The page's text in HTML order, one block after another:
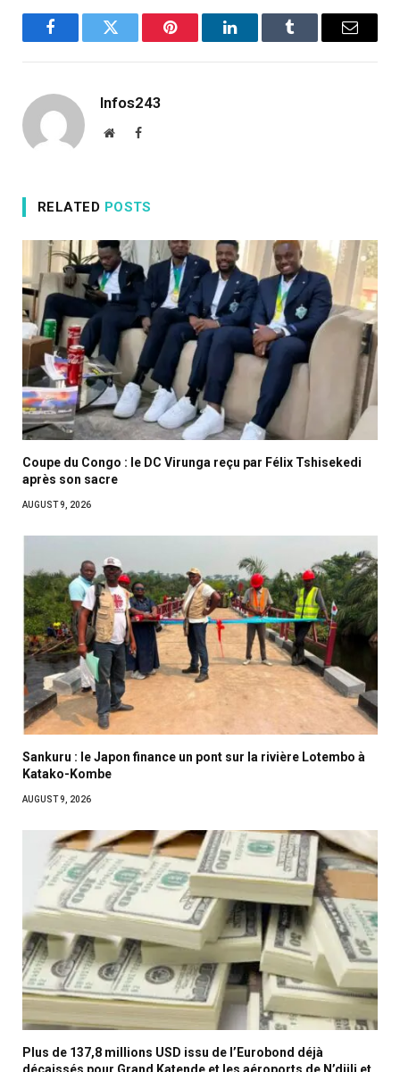
FacebookTwitter Pinterest LinkedInTumblr Email
Infos243
WebsiteFacebook
RELATED POSTS
Coupe du Congo : le DC Virunga reçu par Félix Tshisekedi
après son sacre
AUGUST 9, 2026
Sankuru : le Japon finance un pont sur la rivière Lotembo à
Katako-Kombe
AUGUST 9, 2026
Plus de 137,8 millions USD issu de l’Eurobond déjà